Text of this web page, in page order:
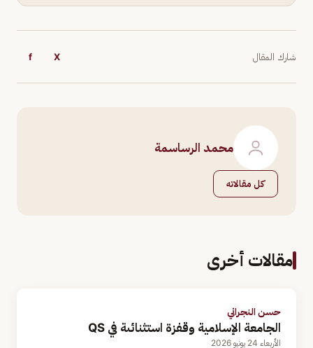
شارك المقال X
f
محمد الرساسمة
كل مقالاته
مقالات أخرى
حسن النجراني
الجامعة الإسلامية وقفزة استثنائىة في QS
الأربعاء 24 يونيو 2026